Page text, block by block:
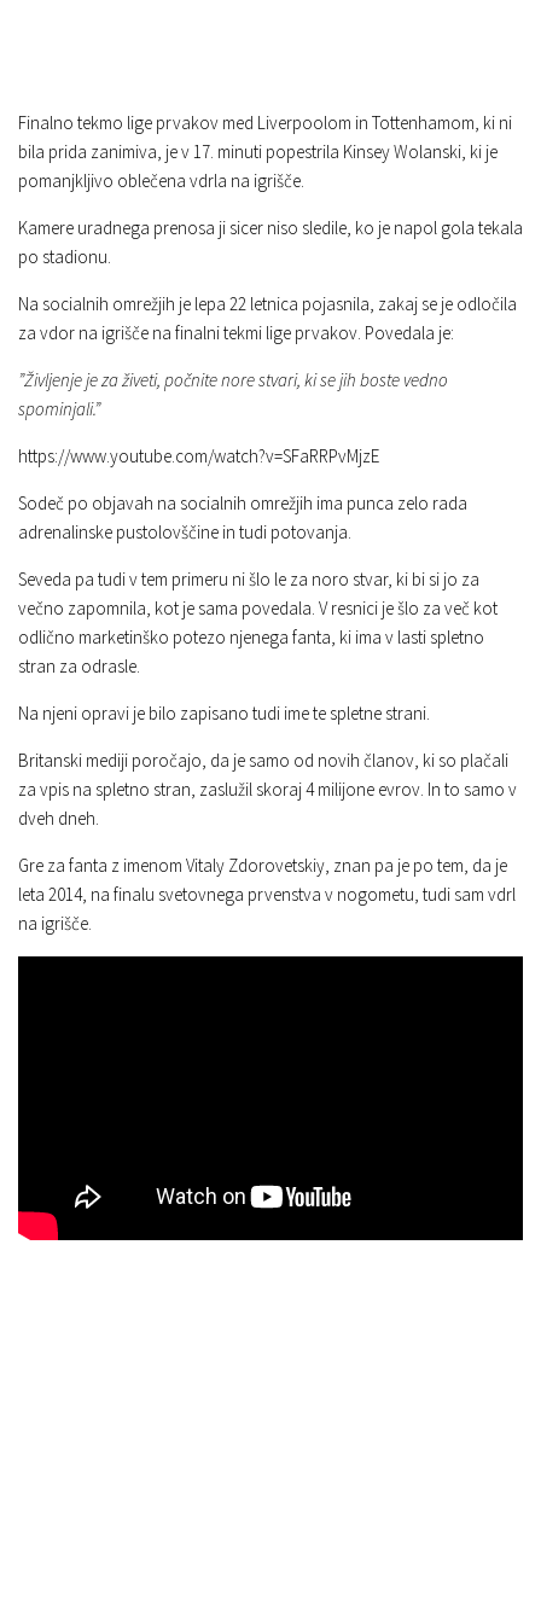
Finalno tekmo lige prvakov med Liverpoolom in Tottenhamom, ki ni
bila prida zanimiva, je v 17. minuti popestrila Kinsey Wolanski, ki je
pomanjkljivo oblečena vdrla na igrišče.
Kamere uradnega prenosa ji sicer niso sledile, ko je napol gola tekala
po stadionu.
Na socialnih omrežjih je lepa 22 letnica pojasnila, zakaj se je odločila
za vdor na igrišče na finalni tekmi lige prvakov. Povedala je:
”Življenje je za živeti, počnite nore stvari, ki se jih boste vedno
spominjali.”
https://www.youtube.com/watch?v=SFaRRPvMjzE
Sodeč po objavah na socialnih omrežjih ima punca zelo rada
adrenalinske pustolovščine in tudi potovanja.
Seveda pa tudi v tem primeru ni šlo le za noro stvar, ki bi si jo za
večno zapomnila, kot je sama povedala. V resnici je šlo za več kot
odlično marketinško potezo njenega fanta, ki ima v lasti spletno
stran za odrasle.
Na njeni opravi je bilo zapisano tudi ime te spletne strani.
Britanski mediji poročajo, da je samo od novih članov, ki so plačali
za vpis na spletno stran, zaslužil skoraj 4 milijone evrov. In to samo v
dveh dneh.
Gre za fanta z imenom Vitaly Zdorovetskiy, znan pa je po tem, da je
leta 2014, na finalu svetovnega prvenstva v nogometu, tudi sam vdrl
na igrišče.